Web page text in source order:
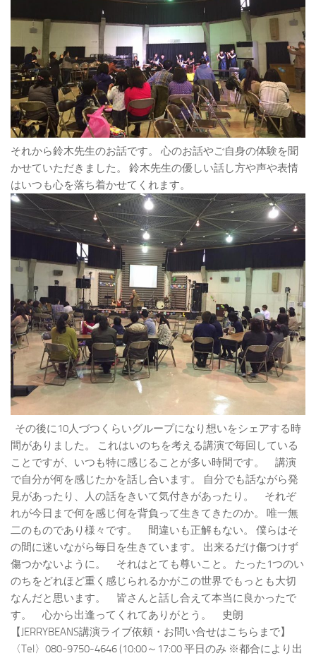
それから鈴木先生のお話です。 心のお話やご自身の体験を聞
かせていただきました。 鈴木先生の優しい話し方や声や表情
はいつも心を落ち着かせてくれます。
その後に10人づつくらいグループになり想いをシェアする時
間がありました。 これはいのちを考える講演で毎回している
ことですが、いつも特に感じることが多い時間です。 講演
で自分が何を感じたかを話し合います。 自分でも話ながら発
見があったり、人の話をきいて気付きがあったり。 それぞ
れが今日まで何を感じ何を背負って生きてきたのか。 唯一無
二のものであり様々です。 間違いも正解もない。 僕らはそ
の間に迷いながら毎日を生きています。 出来るだけ傷つけず
傷つかないように。 それはとても尊いこと。 たった1つのい
のちをどれほど重く感じられるかがこの世界でもっとも大切
なんだと思います。 皆さんと話し合えて本当に良かったで
す。 心から出逢ってくれてありがとう。 史朗
【JERRYBEANS講演ライブ依頼・お問い合せはこちらまで】
〈Tel〉080-9750-4646 (10:00～17:00 平日のみ ※都合により出